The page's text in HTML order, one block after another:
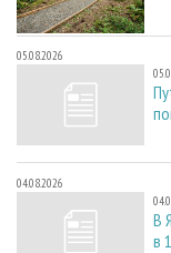
05.08.2026
04.08.2026
В
в